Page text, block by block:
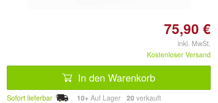
75,90 €
inkl. MwSt.
Kostenloser Versand
In den Warenkorb
Sofort lieferbar 10+ Auf Lager 20 verkauft